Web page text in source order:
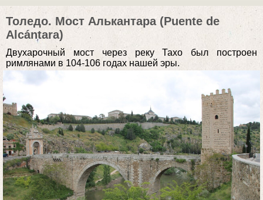
Толедо. Мост Алькантара (Puente de
Alcántara)
Двухарочный мост через реку Тахо был построен
римлянами в 104-106 годах нашей эры.